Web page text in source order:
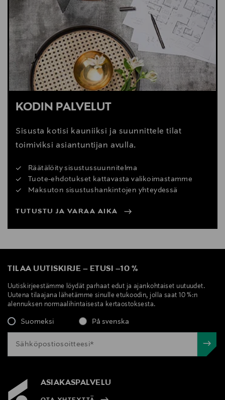
KODIN PALVELUT
Sisusta kotisi kauniiksi ja suunnittele tilat
toimiviksi asiantuntijan avulla.
Räätälöity sisustussuunnitelma
Tuote-ehdotukset kattavasta valikoimastamme
Maksuton sisustushankintojen yhteydessä
TUTUSTU JA VARAA AIKA
TILAA UUTISKIRJE – ETUSI –10 %
Uutiskirjeestämme löydät parhaat edut ja ajankohtaiset uutuudet.
Uutena tilaajana lähetämme sinulle etukoodin, jolla saat 10 %:n
alennuksen normaalihintaisesta kertaostoksesta.
Suomeksi På svenska
ASIAKASPALVELU